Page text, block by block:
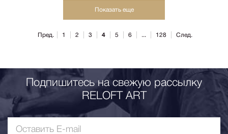
Показать еще
Пред. 1 2 3 4 5 6 ... 128 След.
Подпишитесь на свежую рассылку
RELOFT ART